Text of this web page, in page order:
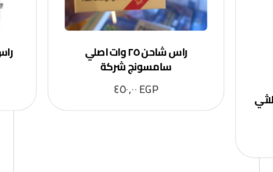
وات ثلاثي
راس شاحن ٢٥ وات اصلي
سامسونج شركة
EGP